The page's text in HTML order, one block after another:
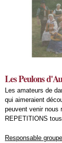
Les Peulons
Les amateurs de
qui aimeraient
peuvent venir nous
REPETITIONS
Responsable